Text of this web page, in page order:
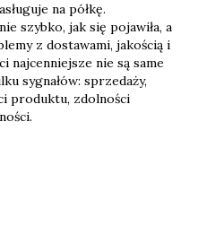
na półkę.
szybko, jak się pojawiła, a
z dostawami, jakością i
najcenniejsze nie są same
sygnałów: sprzedaży,
produktu, zdolności